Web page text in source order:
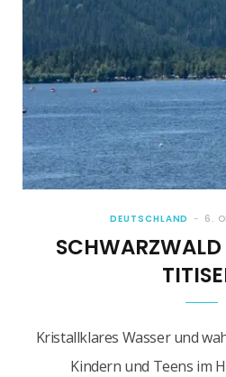
DEUTSCHLAND 6.
Kristallklares Wasser und
Kindern und Teens im